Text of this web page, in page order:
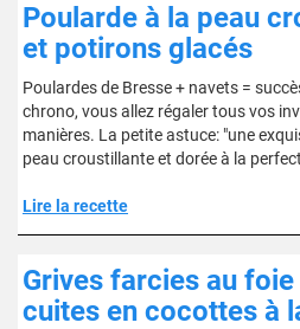
Poularde à la peau
et potirons glacés
Poulardes de Bresse + navets =
chrono, vous allez régaler tous vos
manières. La petite astuce: "une
peau croustillante et dorée à la
Lire la recette
Grives farcies au
cuites en cocottes à